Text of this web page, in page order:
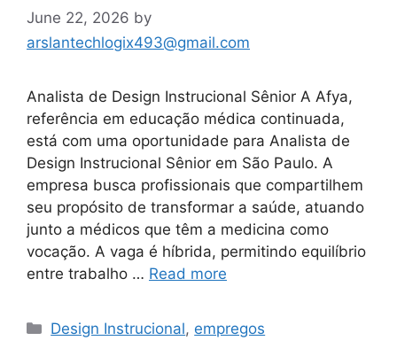
June 22, 2026 by
arslantechlogix493@gmail.com
Analista de Design Instrucional Sênior A Afya,
referência em educação médica continuada,
está com uma oportunidade para Analista de
Design Instrucional Sênior em São Paulo. A
empresa busca profissionais que compartilhem
seu propósito de transformar a saúde, atuando
junto a médicos que têm a medicina como
vocação. A vaga é híbrida, permitindo equilíbrio
entre trabalho … Read more
Categories
Design Instrucional, empregos